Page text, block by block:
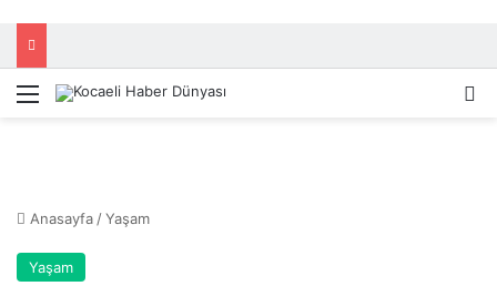
Menü
Anasayfa /Yaşam
Yaşam